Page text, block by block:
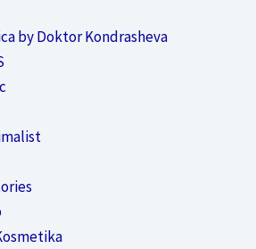
by Doktor Kondrasheva